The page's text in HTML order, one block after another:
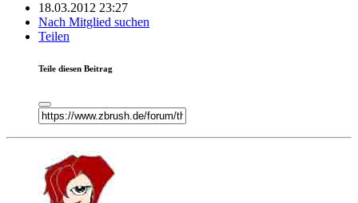
18.03.2012 23:27
Nach Mitglied suchen
Teilen
Teile diesen Beitrag